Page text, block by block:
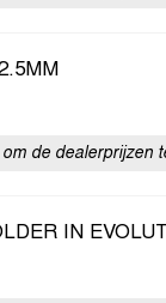
de dealerprijzen
IN